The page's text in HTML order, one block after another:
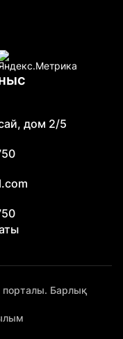
дом 2/5
порталы. Барлық